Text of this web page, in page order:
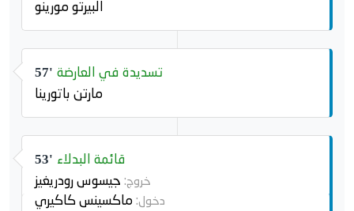
البيرتو مورينو
57' تسديدة في العارضة
مارتن باتورينا
53' قائمة البدلاء
خروج: جيسوس رودريغيز
دخول: ماكسينس كاكيري